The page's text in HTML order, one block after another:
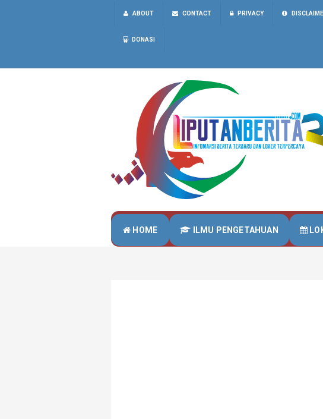
ABOUT CONTACT PRIVACY
DONASI
HOME ILMU PENGETAHUAN